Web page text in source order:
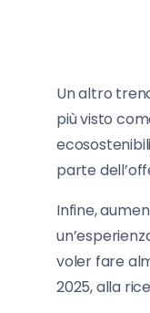
Un altro
più visto
parte
Infine,
voler fare
2025, alla